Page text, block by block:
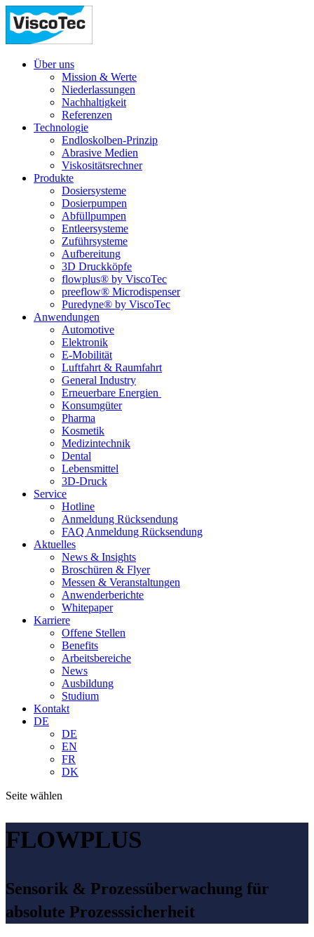
Über uns
Mission & Werte
Niederlassungen
Nachhaltigkeit
Referenzen
Technologie
Endloskolben-Prinzip
Abrasive Medien
Viskositätsrechner
Produkte
Dosiersysteme
Dosierpumpen
Abfüllpumpen
Entleersysteme
Zuführsysteme
Aufbereitung
3D Druckköpfe
flowplus® by ViscoTec
preeflow® Microdispenser
Puredyne® by ViscoTec
Anwendungen
Automotive
Elektronik
E-Mobilität
Luftfahrt & Raumfahrt
General Industry
Erneuerbare Energien
Konsumgüter
Pharma
Kosmetik
Medizintechnik
Dental
Lebensmittel
3D-Druck
Service
Hotline
Anmeldung Rücksendung
FAQ Anmeldung Rücksendung
Aktuelles
News & Insights
Broschüren & Flyer
Messen & Veranstaltungen
Anwenderberichte
Whitepaper
Karriere
Offene Stellen
Benefits
Arbeitsbereiche
News
Ausbildung
Studium
Kontakt
DE
DE
EN
FR
DK
Seite wählen
FLOWPLUS
Sensorik & Prozessüberwachung für
absolute Prozesssicherheit